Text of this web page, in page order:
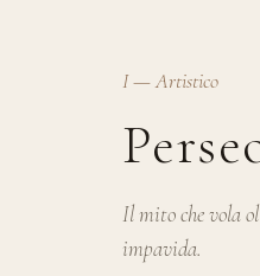
I — Artistico
Il mito che vola
impavida.